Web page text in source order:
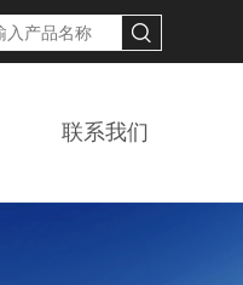
联系我们